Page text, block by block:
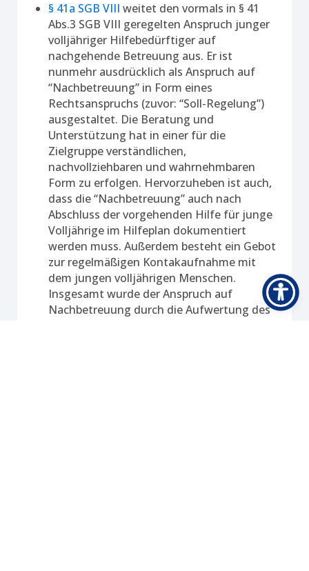
§ 41a SGB VIII weitet den vormals in § 41
Abs.3 SGB VIII geregelten Anspruch junger
volljähriger Hilfebedürftiger auf
nachgehende Betreuung aus. Er ist
nunmehr ausdrücklich als Anspruch auf
“Nachbetreuung” in Form eines
Rechtsanspruchs (zuvor: “Soll-Regelung”)
ausgestaltet. Die Beratung und
Unterstützung hat in einer für die
Zielgruppe verständlichen,
nachvollziehbaren und wahrnehmbaren
Form zu erfolgen. Hervorzuheben ist auch,
dass die “Nachbetreuung” auch nach
Abschluss der vorgehenden Hilfe für junge
Volljährige im Hilfeplan dokumentiert
werden muss. Außerdem besteht ein Gebot
zur regelmäßigen Kontakaufnahme mit
dem jungen volljährigen Menschen.
Insgesamt wurde der Anspruch auf
Nachbetreuung durch die Aufwertung des